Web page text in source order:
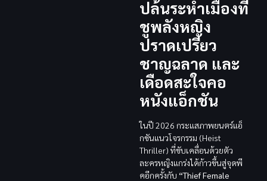
ปล้นระห่ำเมืองที่
ชูพลังหญิง
ปราดเปรียว
ชาญฉลาด และ
เดือดสะใจคอ
หนังแอ็กชัน
ในปี 2026 กระแสภาพยนตร์แอ็
กชันแนวโจรกรรม (Heist
Thriller) ที่ขับเคลื่อนด้วยตัว
ละครหญิงแกร่งได้ก้าวขึ้นสู่จุดพี
คอีกครั้งกับ “Thief Female